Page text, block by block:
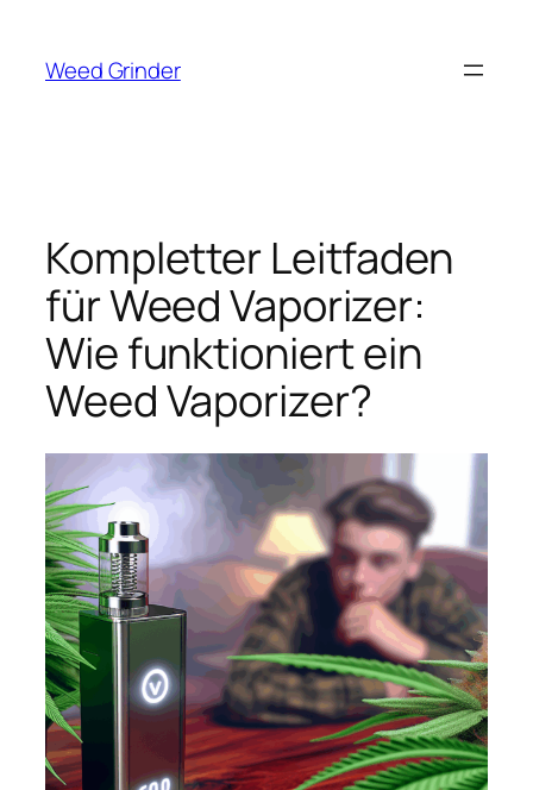
springen
Weed Grinder
Kompletter Leitfaden
für Weed Vaporizer:
Wie funktioniert ein
Weed Vaporizer?